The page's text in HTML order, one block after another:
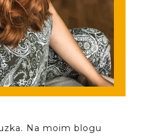
Na moim blogu